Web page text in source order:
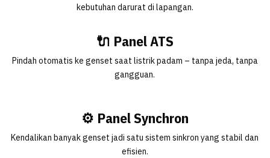
kebutuhan darurat di lapangan.
🔌 Panel ATS
Pindah otomatis ke genset saat listrik padam – tanpa jeda, tanpa
gangguan.
⚙️ Panel Synchron
Kendalikan banyak genset jadi satu sistem sinkron yang stabil dan
efisien.